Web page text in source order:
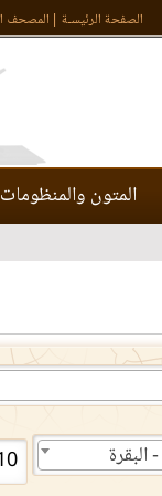
الصفحة الرئيسـة المصحف
المتون والمنظومات